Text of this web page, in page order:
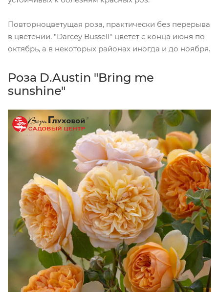
Повторноцветущая роза, практически без перерыва
в цветении. "Darcey Bussell" цветет с конца июня по
октябрь, а в некоторых районах иногда и до ноября.
Роза D.Austin "Bring me
sunshine"